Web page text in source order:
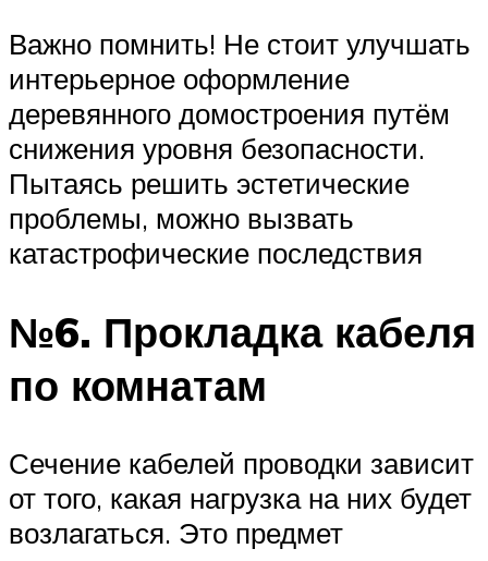
Важно помнить! Не стоит улучшать
интерьерное оформление
деревянного домостроения путём
снижения уровня безопасности.
Пытаясь решить эстетические
проблемы, можно вызвать
катастрофические последствия
№6. Прокладка кабеля
по комнатам
Сечение кабелей проводки зависит
от того, какая нагрузка на них будет
возлагаться. Это предмет